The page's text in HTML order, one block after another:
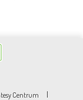
Centrum |